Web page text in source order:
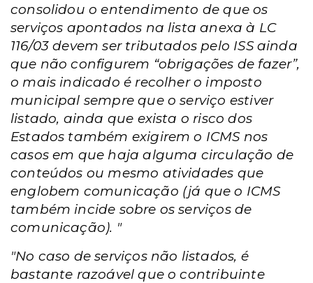
consolidou o entendimento de que os
serviços apontados na lista anexa à LC
116/03 devem ser tributados pelo ISS ainda
que não configurem “obrigações de fazer”,
o mais indicado é recolher o imposto
municipal sempre que o serviço estiver
listado, ainda que exista o risco dos
Estados também exigirem o ICMS nos
casos em que haja alguma circulação de
conteúdos ou mesmo atividades que
englobem comunicação (já que o ICMS
também incide sobre os serviços de
comunicação). "
"No caso de serviços não listados, é
bastante razoável que o contribuinte